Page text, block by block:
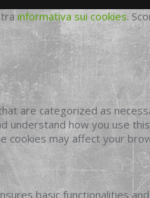
informativa sui cookies.
are categorized as
understand how you use
may affect your
basic functionalities